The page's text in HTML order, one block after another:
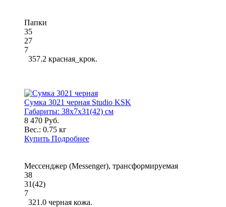
Папки
35
27
7
357.2 красная_крок.
Сумка 3021 черная Studio KSK
Габариты: 38x7x31(42) см
8 470 Руб.
Вес.: 0.75 кг
Купить Подробнее
Мессенджер (Messenger), трансформируемая
38
31(42)
7
321.0 черная кожа.